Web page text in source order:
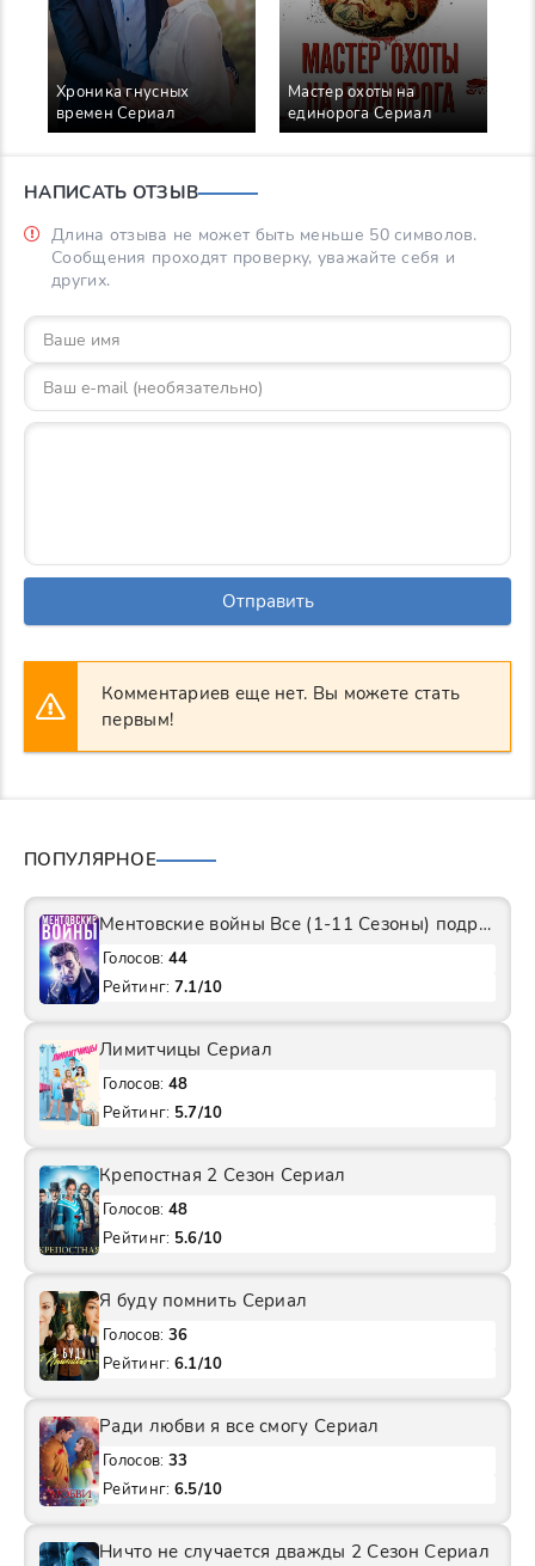
Хроника гнусных
времен Сериал
Мастер охоты на
единорога Сериал
НАПИСАТЬ ОТЗЫВ
Длина отзыва не может быть меньше 50 символов.
Сообщения проходят проверку, уважайте себя и
других.
Отправить
Комментариев еще нет. Вы можете стать
первым!
ПОПУЛЯРНОЕ
Ментовские войны Все (1-11 Сезоны) подряд Сериал
Голосов: 44
Рейтинг: 7.1/10
Лимитчицы Сериал
Голосов: 48
Рейтинг: 5.7/10
Крепостная 2 Сезон Сериал
Голосов: 48
Рейтинг: 5.6/10
Я буду помнить Сериал
Голосов: 36
Рейтинг: 6.1/10
Ради любви я все смогу Сериал
Голосов: 33
Рейтинг: 6.5/10
Ничто не случается дважды 2 Сезон Сериал